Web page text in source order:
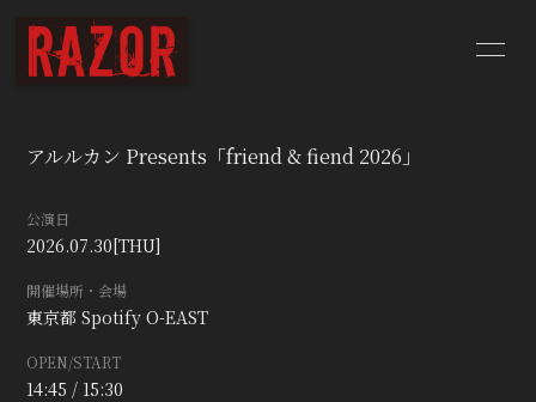
DISCOGRAPHY
CONTACT
Q&A
アルルカン Presents「friend & fiend 2026」
公演日
2026.07.30[THU]
開催場所・会場
東京都Spotify O-EAST
OPEN/START
14:45 / 15:30